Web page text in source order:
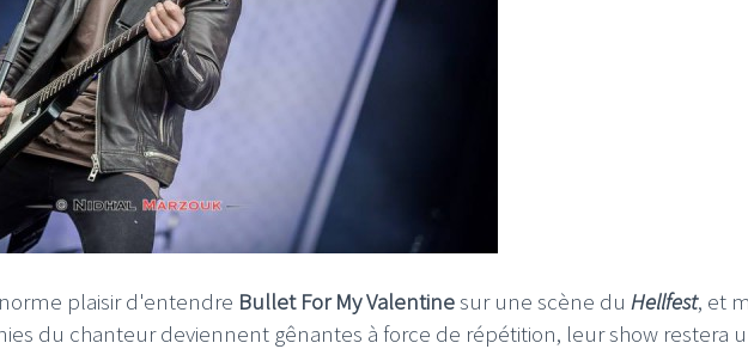
plaisir d'entendre Bullet For My Valentinesur une scène du Hellfest, et
du chanteur deviennent gênantes à force de répétition, leur show restera